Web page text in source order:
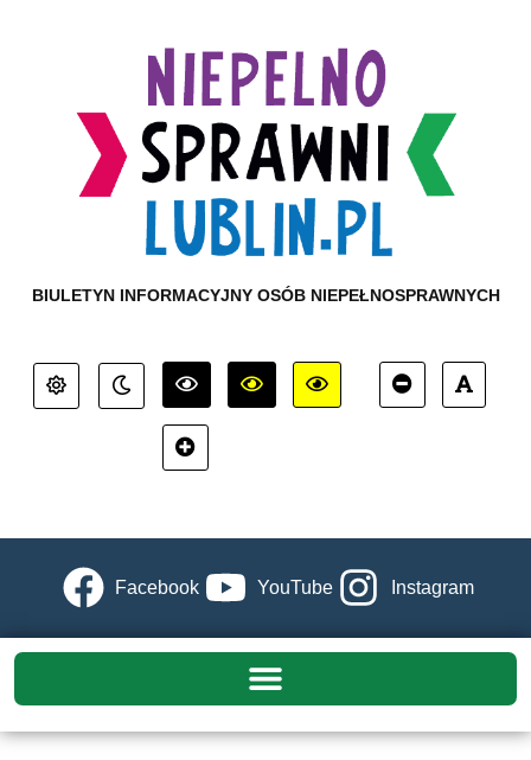
BIULETYN INFORMACYJNY OSÓB NIEPEŁNOSPRAWNYCH
Facebook YouTube Instagram